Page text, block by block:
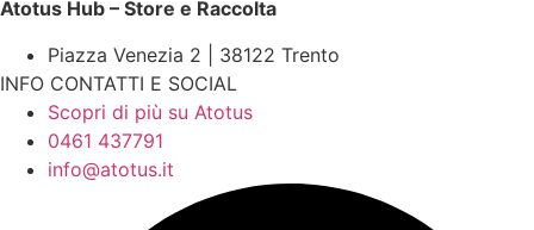
Atotus Hub – Store e Raccolta
Piazza Venezia 2 | 38122 Trento
INFO CONTATTI E SOCIAL
Scopri di più su Atotus
0461 437791
info@atotus.it